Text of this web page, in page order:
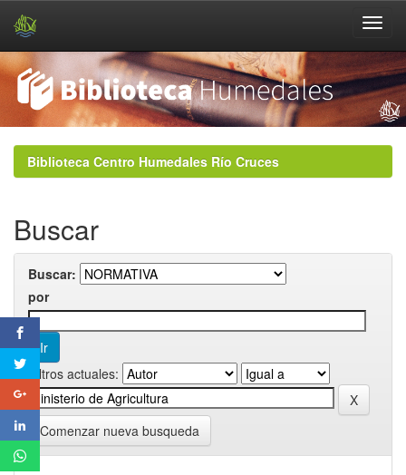
navigationBiblioteca Centro Humedales Río Cruces
Buscar
Buscar:
por
Filtros actuales:
Comenzar nueva busqueda